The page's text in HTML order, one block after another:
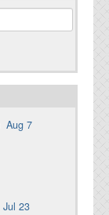
Aug 7
Jul 23